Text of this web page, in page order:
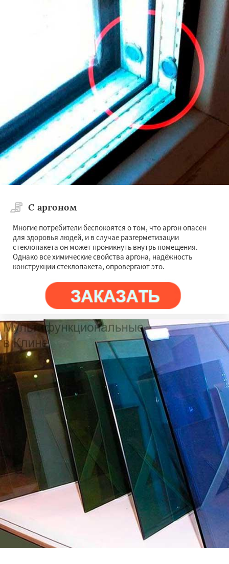
Работаем по
регионам
×
Коломна Королев
Котельники
Красноармейск
Красногорск
Краснозаводск
Краснознаменск
Кубинка
Куровское
Ликино-Дулево
Лыткарино
Наро-Фоминск Ногинск
Павловский Посад
Пересвет Подольск
Протвино Пушкино Пущино Раменское
Реутов Рошаль Рузф Сергиев Посад
Серпухов Солнечногорск Купавна
Ступино Талдом Фрязино Химки
С аргоном
Многие потребители беспокоятся о том, что аргон опасен
для здоровья людей, и в случае разгерметизации
стеклопакета он может проникнуть внутрь помещения.
Однако все химические свойства аргона, надёжность
конструкции стеклопакета, опровергают это.
×
Даю согласие на обработку персональных данных